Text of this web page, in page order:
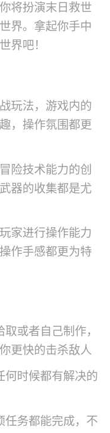
将扮演末日救世
界。拿起你手中
界吧！
玩法，游戏内的
，操作氛围都更
险技术能力的创
器的收集都是尤
家进行操作能力
作手感都更为特
或者自己制作，
更快的击杀敌人
何时候都有解决的
任务都能完成，不